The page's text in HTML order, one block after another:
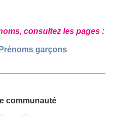
consultez les pages :
Prénoms garçons
communauté